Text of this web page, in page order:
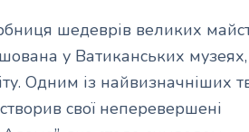
шедеврів великих
у Ватиканських музеях,
Одним із найвизначніших
свої неперевершені